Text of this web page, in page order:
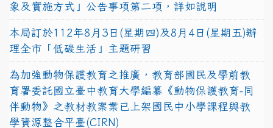
象及實施方式」公告事項第二項，詳如說明
本局訂於112年8月3日(星期四)及8月4日(星期五)辦
理全市「低碳生活」主題研習
為加強動物保護教育之推廣，教育部國民及學前教
育署委託國立臺中教育大學編纂《動物保護教育-同
伴動物》之教材教案業已上架國民中小學課程與教
學資源整合平臺(CIRN)